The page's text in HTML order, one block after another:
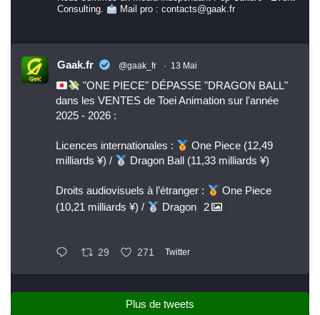
Consulting.
Mail pro : contacts@gaak.fr
Gaak.fr @gaak_fr · 13 Mai
"ONE PIECE" DÉPASSE "DRAGON BALL"
dans les VENTES de Toei Animation sur l'année
2025 - 2026 :
Licences internationales :
One Piece (12,49
milliards ¥) /
Dragon Ball (11,33 milliards ¥)
Droits audiovisuels à l’étranger :
One Piece
(10,21 milliards ¥) /
Dragon 2
29 271 Twitter
Plus de tweets